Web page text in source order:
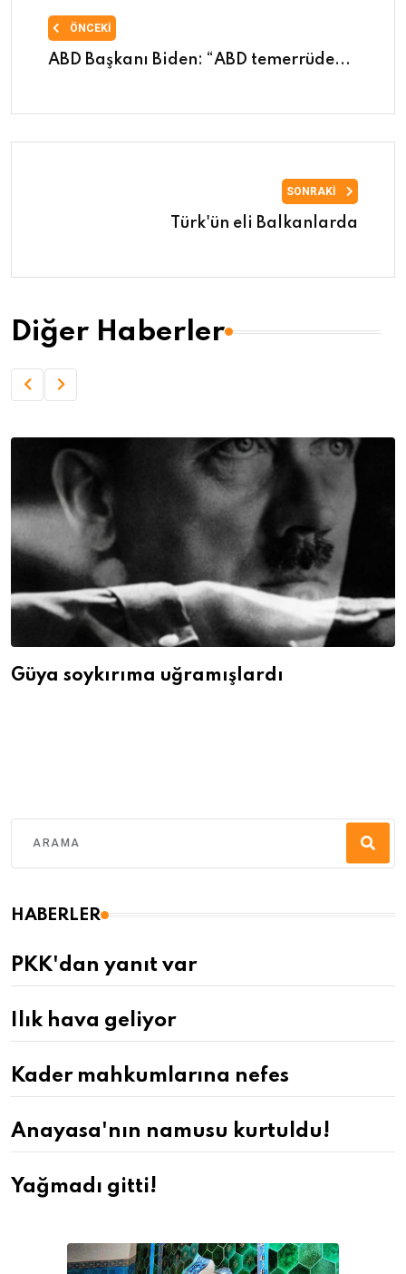
ÖNCEKI
ABD Başkanı Biden: “ABD temerrüde...
SONRAKI
Türk'ün eli Balkanlarda
Diğer Haberler
Güya soykırıma uğramışlardı
HABERLER
PKK'dan yanıt var
Ilık hava geliyor
Kader mahkumlarına nefes
Anayasa'nın namusu kurtuldu!
Yağmadı gitti!